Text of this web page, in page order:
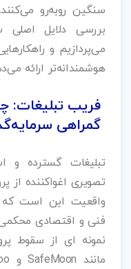
سنگین روبه‌رو
بررسی دلایل اصلی
می‌پردازیم و
هوشمندانه‌تر ارائه
فریب تبلیغات:
گمراهی
تبلیغات گسترده و
تصویری اغواکننده از
واقعیت این است که
فنی و اقتصادی محکمی
نمونه ای از سقوط